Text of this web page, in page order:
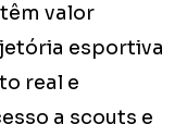
valor
esportiva
real e
a scouts e